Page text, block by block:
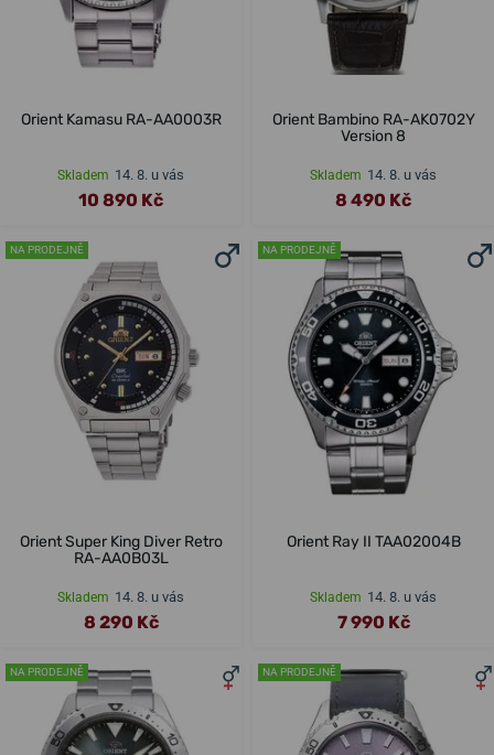
Orient Kamasu RA-AA0003R
Skladem 14. 8. u vás
10 890 Kč
Orient Bambino RA-AK0702Y
Version 8
Skladem 14. 8. u vás
8 490 Kč
NA PRODEJNĚ
Orient Super King Diver Retro
RA-AA0B03L
Skladem 14. 8. u vás
8 290 Kč
NA PRODEJNĚ
Orient Ray II TAA02004B
Skladem 14. 8. u vás
7 990 Kč
NA PRODEJNĚ NA PRODEJNĚ